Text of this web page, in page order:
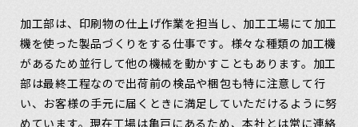
加工部は、印刷物の仕上げ作業を担当し、加工工場にて加工
機を使った製品づくりをする仕事です。様々な種類の加工機
があるため並行して他の機械を動かすこともあります。加工
部は最終工程なので出荷前の検品や梱包も特に注意して行
い、お客様の手元に届くときに満足していただけるように努
めています。現在工場は亀戸にあるため、本社とは常に連絡